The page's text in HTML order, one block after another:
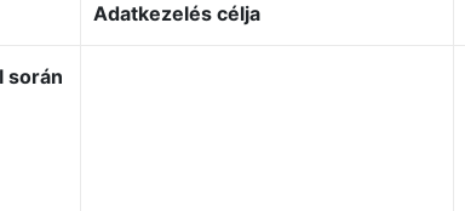
Adatkezelés célja
során